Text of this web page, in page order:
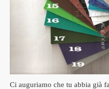
Ci auguriamo che tu abbia già